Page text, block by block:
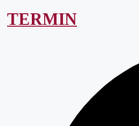
TERMIN